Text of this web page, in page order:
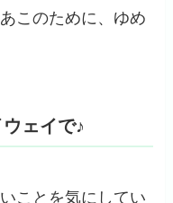
このために、ゆめ
ェイで♪
ことを気にしてい